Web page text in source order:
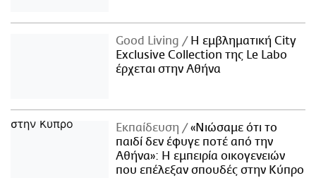
Good Living
Η εμβληματική City
Exclusive Collection της Le Labo
έρχεται στην Αθήνα
Εκπαίδευση
«Νιώσαμε ότι το
παιδί δεν έφυγε ποτέ από την
Αθήνα»: Η εμπειρία οικογενειών
που επέλεξαν σπουδές στην Κύπρο